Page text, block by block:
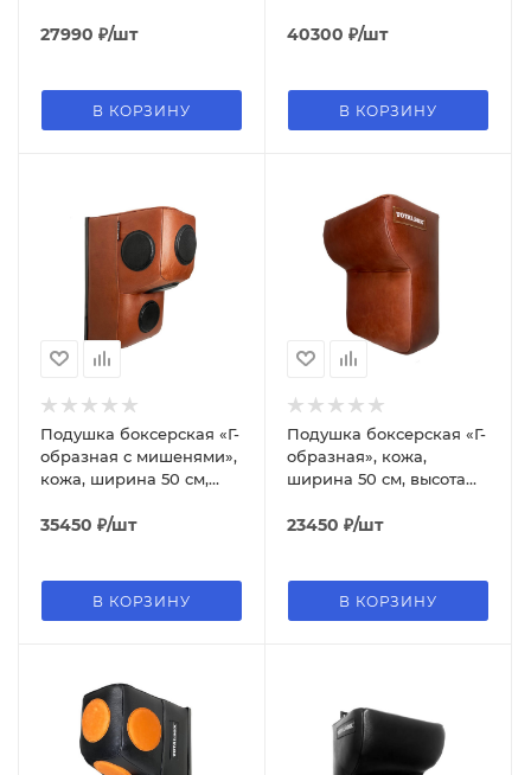
27990 ₽/шт
В КОРЗИНУ
40300 ₽/шт
В КОРЗИНУ
Подушка боксерская «Г-
образная с мишенями»,
кожа, ширина 50 см,
46 см, коричневый/
35450 ₽/шт
В КОРЗИНУ
Подушка боксерская «Г-
образная», кожа,
ширина 50 см, высота
коричневый
23450 ₽/шт
В КОРЗИНУ